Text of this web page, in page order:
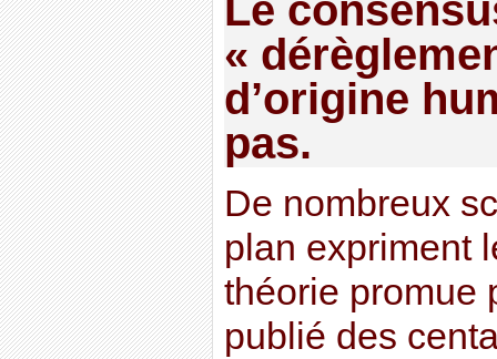
Le
«
d’origine
pas.
De nombreux
plan expriment
théorie promue
publié des